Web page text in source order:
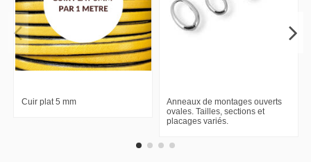
Cuir plat 5 mm
Anneaux de montages ouverts
ovales. Tailles, sections et
placages variés.